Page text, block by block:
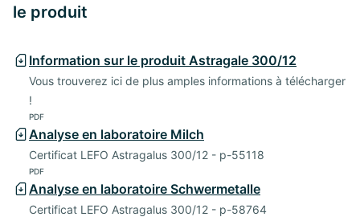
le produit
Information sur le produit Astragale 300/12
Vous trouverez ici de plus amples informations à télécharger
!
PDF
Analyse en laboratoire Milch
Certificat LEFO Astragalus 300/12 - p-55118
PDF
Analyse en laboratoire Schwermetalle
Certificat LEFO Astragalus 300/12 - p-58764